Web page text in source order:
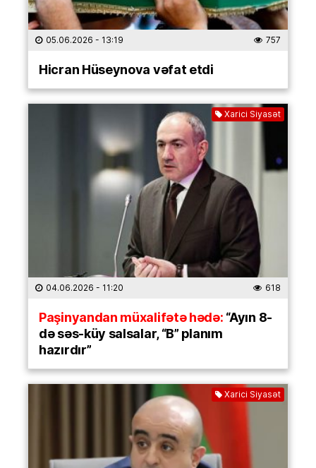
05.06.2026 - 13:19 757
Hicran Hüseynova vəfat etdi
Xarici Siyasət
04.06.2026 - 11:20 618
Paşinyandan müxalifətə hədə:“Ayın 8-
də səs-küy salsalar, “B” planım
hazırdır”
Xarici Siyasət